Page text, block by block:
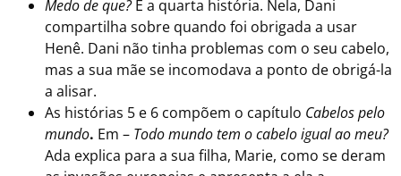
Medo de que?É a quarta história. Nela, Dani
compartilha sobre quando foi obrigada a usar
Henê. Dani não tinha problemas com o seu cabelo,
mas a sua mãe se incomodava a ponto de obrigá-la
a alisar.
As histórias 5 e 6 compõem o capítulo Cabelos pelo
mundo. Em – Todo mundo tem o cabelo igual ao meu?
Ada explica para a sua filha, Marie, como se deram